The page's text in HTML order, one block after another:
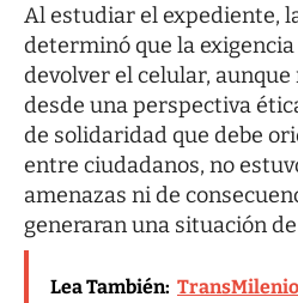
Al estudiar el expediente,
determinó que la
devolver el celular,
desde una perspectiva
de solidaridad que debe
entre ciudadanos, no
amenazas ni de
generaran una situación
Lea También: